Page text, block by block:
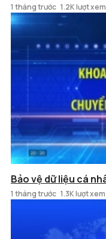
1 tháng trước 1.2K lượt xem
Bảo vệ dữ liệu cá
1 tháng trước 1.3K lượt xem